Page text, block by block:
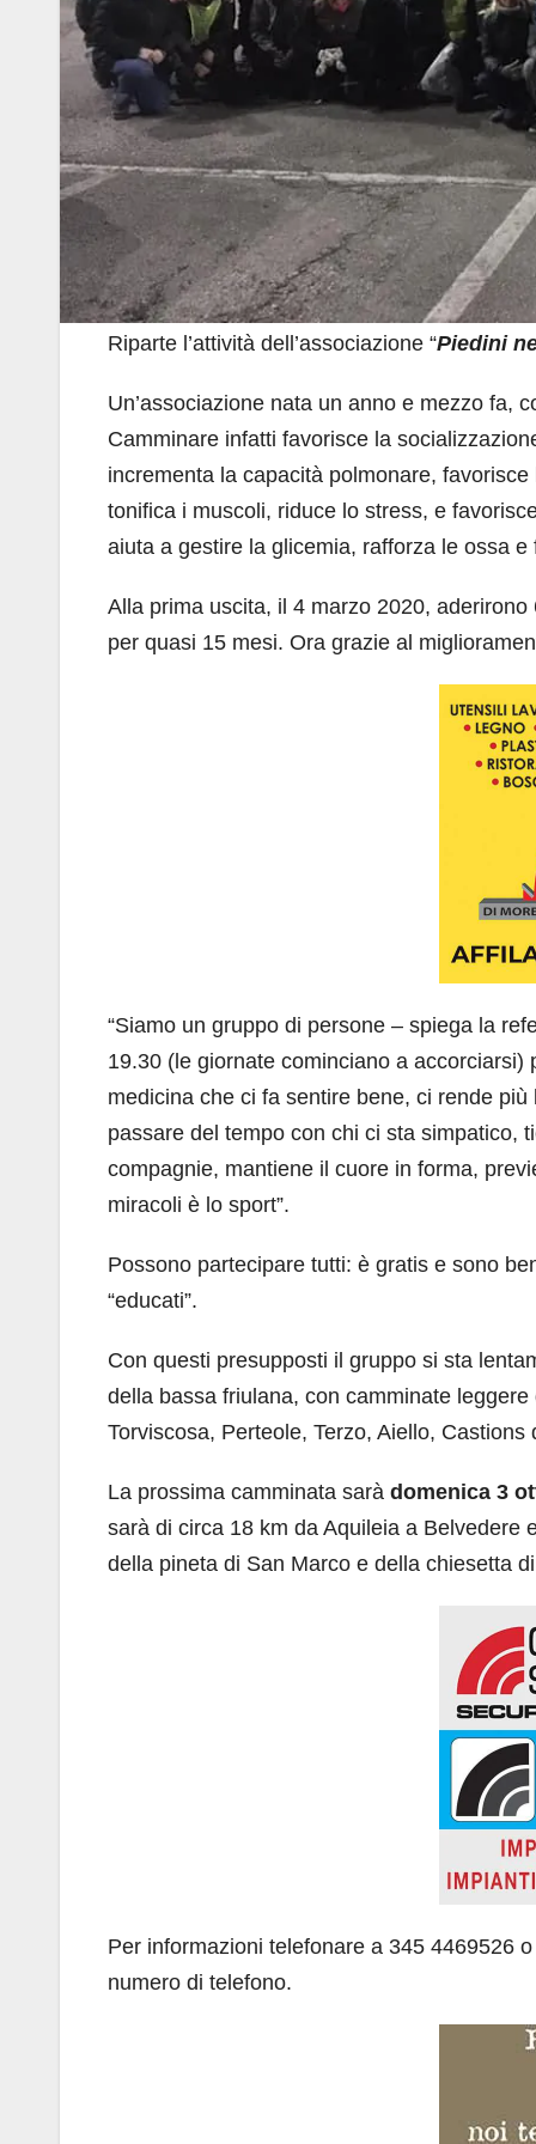
Riparte l’attività dell’associazione “Piedini
Un’associazione nata un anno e mezzo fa,
Camminare infatti favorisce la
incrementa la capacità polmonare,
tonifica i muscoli, riduce lo stress, e
aiuta a gestire la glicemia, rafforza le ossa e
Alla prima uscita, il 4 marzo 2020,
per quasi 15 mesi. Ora grazie al
“Siamo un gruppo di persone – spiega la
19.30 (le giornate cominciano a
medicina che ci fa sentire bene, ci rende
passare del tempo con chi ci sta simpatico,
compagnie, mantiene il cuore in forma,
miracoli è lo sport”.
Possono partecipare tutti: è gratis e sono
“educati”.
Con questi presupposti il gruppo si sta
della bassa friulana, con camminate
Torviscosa, Perteole, Terzo, Aiello,
La prossima camminata sarà domenica 3
sarà di circa 18 km da Aquileia a Belvedere
della pineta di San Marco e della chiesetta
Per informazioni telefonare a 345 4469526
numero di telefono.